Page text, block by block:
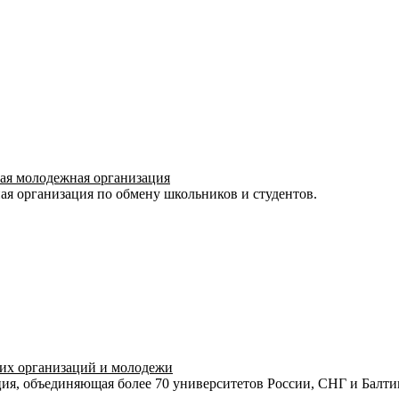
молодежная организация
организация по обмену школьников и студентов.
организаций и молодежи
объединяющая более 70 университетов России, СНГ и